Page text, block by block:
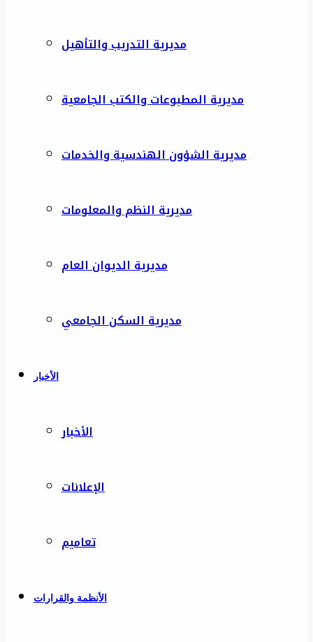
مديرية التدريب والتأهيل
مديرية المطبوعات والكتب الجامعية
مديرية الشؤون الهندسية والخدمات
مديرية النظم والمعلومات
مديرية الديوان العام
مديرية السكن الجامعي
الأخبار
الأخبار
الإعلانات
تعاميم
الأنظمة والقرارات